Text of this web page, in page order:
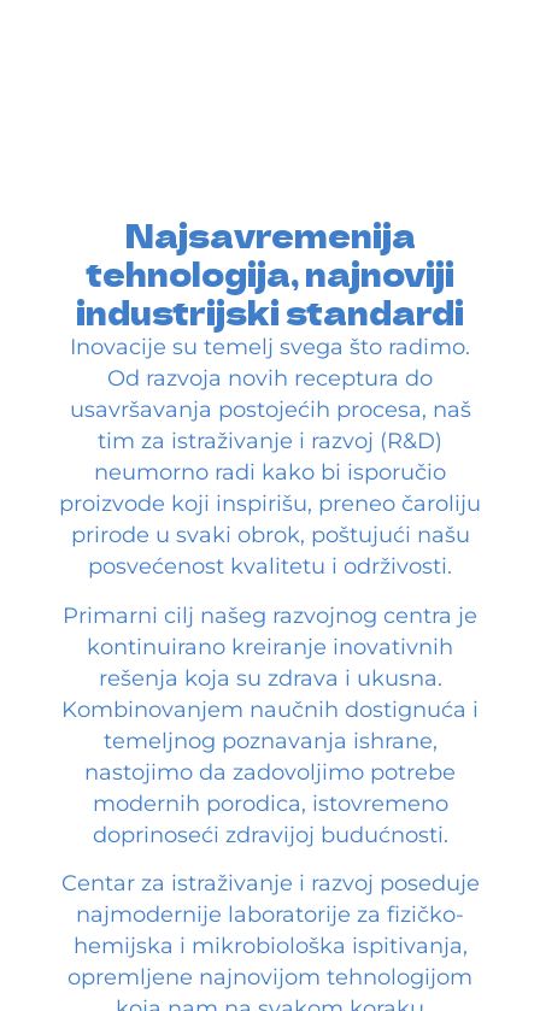
Najsavremenija
tehnologija, najnoviji
industrijski standardi
Inovacije su temelj svega što radimo.
Od razvoja novih receptura do
usavršavanja postojećih procesa, naš
tim za istraživanje i razvoj (R&D)
neumorno radi kako bi isporučio
proizvode koji inspirišu, preneo čaroliju
prirode u svaki obrok, poštujući našu
posvećenost kvalitetu i održivosti.
Primarni cilj našeg razvojnog centra je
kontinuirano kreiranje inovativnih
rešenja koja su zdrava i ukusna.
Kombinovanjem naučnih dostignuća i
temeljnog poznavanja ishrane,
nastojimo da zadovoljimo potrebe
modernih porodica, istovremeno
doprinoseći zdravijoj budućnosti.
Centar za istraživanje i razvoj poseduje
najmodernije laboratorije za fizičko-
hemijska i mikrobiološka ispitivanja,
opremljene najnovijom tehnologijom